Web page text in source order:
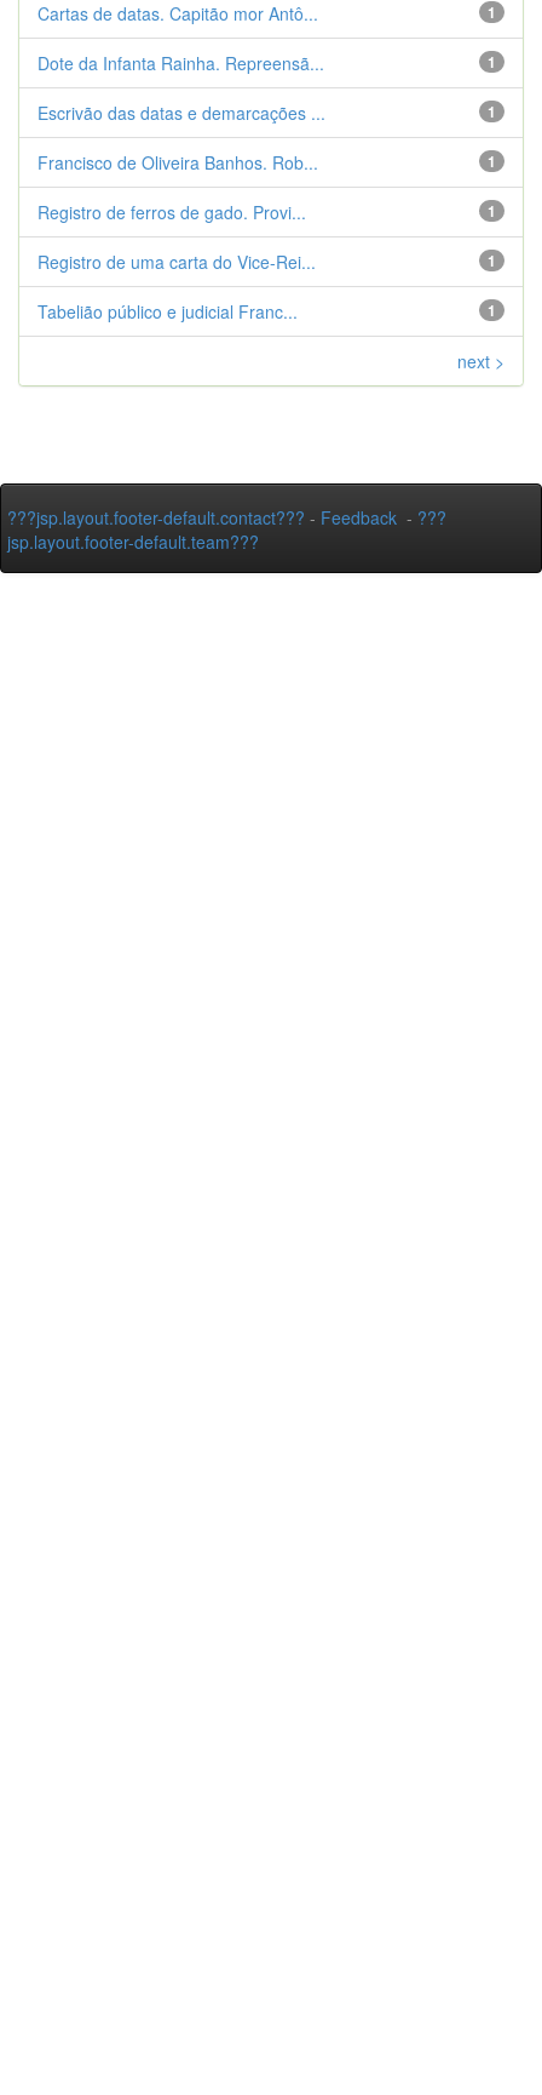
1
Cartas de datas. Capitão mor Antô...
1
Dote da Infanta Rainha. Repreensã...
1
Escrivão das datas e demarcações ...
1
Francisco de Oliveira Banhos. Rob...
1
Registro de ferros de gado. Provi...
1
Registro de uma carta do Vice-Rei...
1
Tabelião público e judicial Franc...
next >
???jsp.layout.footer-default.contact??? - Feedback - ???
jsp.layout.footer-default.team???